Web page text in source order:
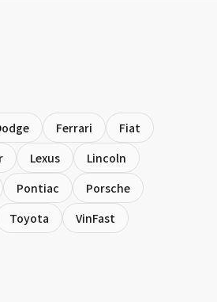
Ferrari
Fiat
Lexus
Lincoln
Pontiac
Porsche
Toyota VinFast